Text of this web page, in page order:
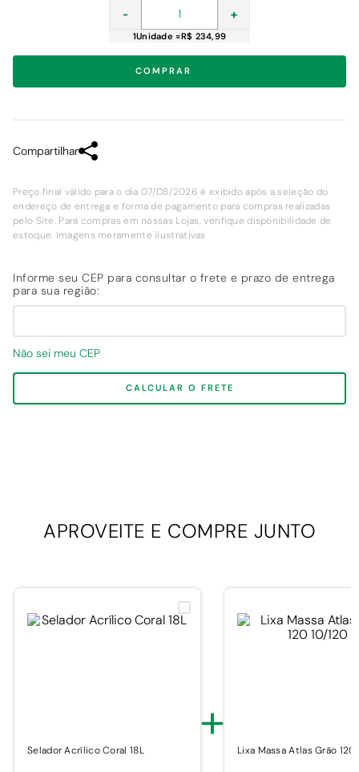
+
-
1Unidade =R$ 234,99
COMPRAR
Compartilhar
Preço final válido para o dia 07/08/2026 é exibido após a seleção do
endereço de entrega e forma de pagamento para compras realizadas
pelo Site. Para compras em nossas Lojas, verifique disponibilidade de
estoque. Imagens meramente ilustrativas
Não sei meu CEP
CALCULAR O FRETE
APROVEITE E COMPRE JUNTO
Selador Acrílico Coral 18L + Lixa Massa Atlas Grão 120